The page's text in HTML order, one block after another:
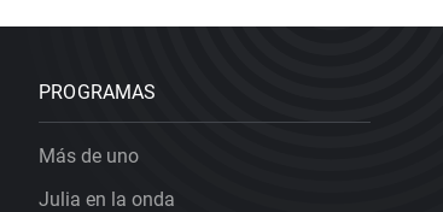
PROGRAMAS
Más de uno
Julia en la onda